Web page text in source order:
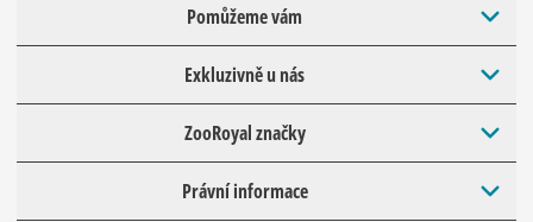
Pomůžeme vám
Exkluzivně u nás
ZooRoyal značky
Právní informace